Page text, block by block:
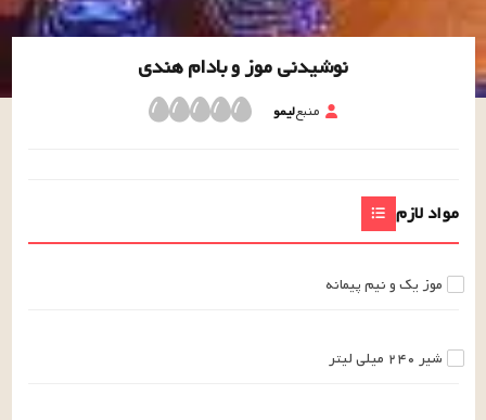
نوشیدنی موز و بادام هندی
منبعلیمو
مواد لازم
موزیک و نیمپیمانه
شیر ۲۴۰ میلی لیتر